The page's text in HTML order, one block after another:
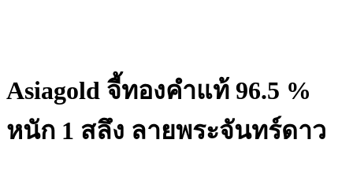
Asiagold จี้ทองคำแท้ 96.5 %
หนัก 1 สลึง ลายพระจันทร์ดาว